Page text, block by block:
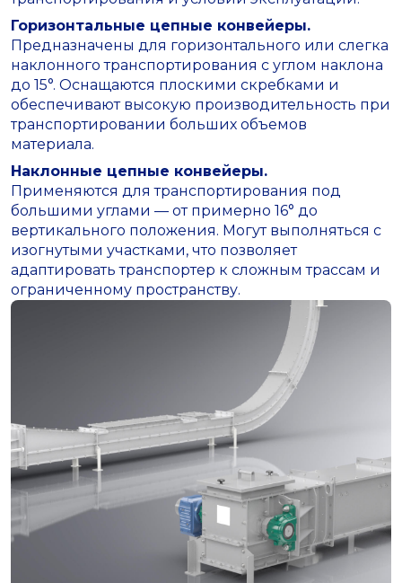
Горизонтальные цепные конвейеры.
Предназначены для горизонтального или слегка
наклонного транспортирования с углом наклона
до 15°. Оснащаются плоскими скребками и
обеспечивают высокую производительность при
транспортировании больших объемов
материала.
Наклонные цепные конвейеры.
Применяются для транспортирования под
большими углами — от примерно 16° до
вертикального положения. Могут выполняться с
изогнутыми участками, что позволяет
адаптировать транспортер к сложным трассам и
ограниченному пространству.